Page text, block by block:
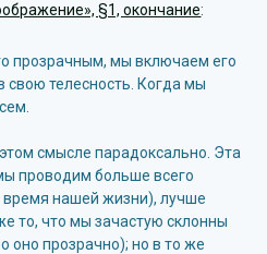
§1, окончание:
прозрачным, мы включаем его
свою телесность. Когда мы
смысле парадоксально. Эта
проводим больше всего
время нашей жизни), лучше
то, что мы зачастую склонны
оно прозрачно); но в то же